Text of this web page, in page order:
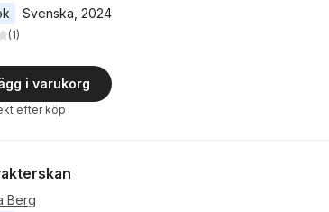
Svenska 2024
stjärnor. Totalt antal röster:
(1)
i varukorg
efter köp
Berg